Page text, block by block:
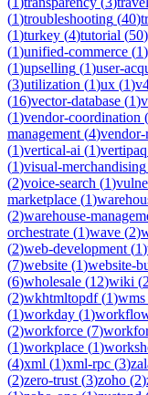
(1)troubleshooting (40)
(1)turkey (4)tutorial (50)
(1)unified-commerce (1)
(1)upselling (1)user-
(3)utilization (1)ux (1)
(16)vector-database (1)
(1)vendor-coordination (
management (4)
(1)vertical-ai (1)vertipaq
(1)visual-merchandising
(2)voice-search (1)
marketplace (1)
(2)warehouse-
orchestrate (1)wave (2)
(2)web-development (1)
(7)website (1)website-
(6)wholesale (12)wiki (2
(2)wkhtmltopdf(1)wms
(1)workday (1)
(2)workforce (7)
(1)workplace (1)
(4)xml (1)xml-rpc (3)
(2)zero-trust (3)zoho (2)